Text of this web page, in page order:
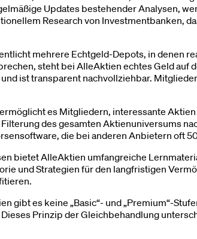
Updates bestehender Analysen,
Research von Investmentbanken,
mehrere Echtgeld-Depots, in denen
steht bei AlleAktien echtes Geld auf
ist transparent nachvollziehbar.
es Mitgliedern, interessante
des gesamten Aktienuniversums
die bei anderen Anbietern oft
bietet AlleAktien umfangreiche
und Strategien für den langfristigen
gibt es keine „Basic“- und „Premium“-
Prinzip der Gleichbehandlung